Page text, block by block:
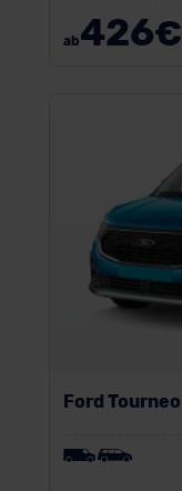
ab426€
Ford Tourneo